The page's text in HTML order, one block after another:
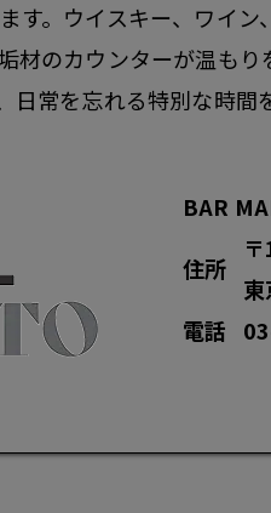
す。ウイスキー、ワイ
材のカウンターが温も
日常を忘れる特別な時
BAR
住所
電話